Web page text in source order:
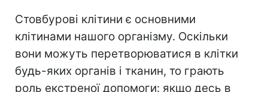
Стовбурові клітини є основними
клітинами нашого організму. Оскільки
вони можуть перетворюватися в клітки
будь-яких органів і тканин, то грають
роль екстреної допомоги: якщо десь в